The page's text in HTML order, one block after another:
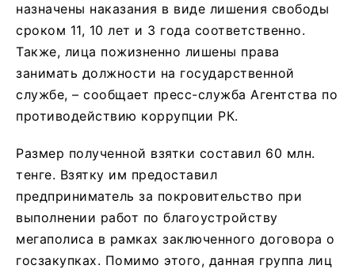
назначены наказания в виде лишения свободы
сроком 11, 10 лет и 3 года соответственно.
Также, лица пожизненно лишены права
занимать должности на государственной
службе, – сообщает пресс-служба Агентства по
противодействию коррупции РК.
Размер полученной взятки составил 60 млн.
тенге. Взятку им предоставил
предприниматель за покровительство при
выполнении работ по благоустройству
мегаполиса в рамках заключенного договора о
госзакупках. Помимо этого, данная группа лиц